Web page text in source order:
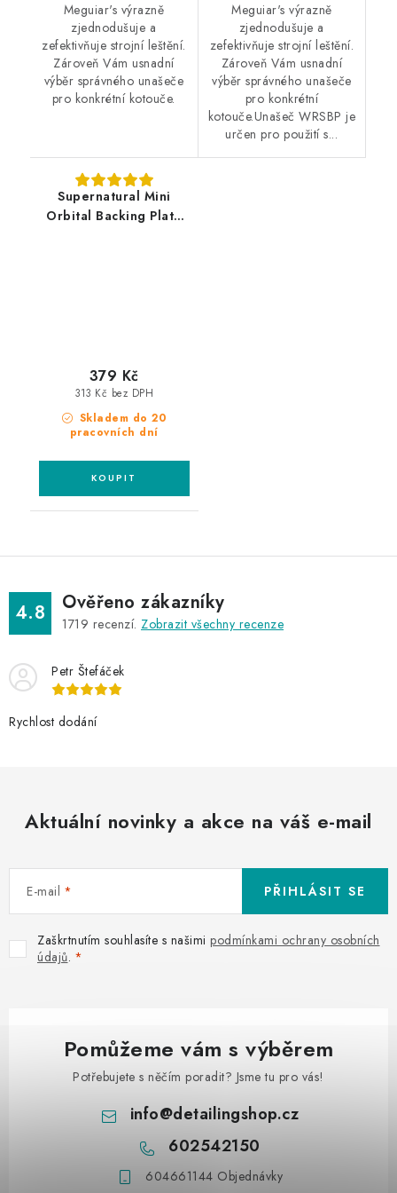
Meguiar's výrazně
zjednodušuje a
zefektivňuje strojní leštění.
Zároveň Vám usnadní
výběr správného unašeče
pro konkrétní kotouče.
Meguiar's výrazně
zjednodušuje a
zefektivňuje strojní leštění.
Zároveň Vám usnadní
výběr správného unašeče
pro konkrétní
kotouče.Unašeč WRSBP je
určen pro použití s...
Supernatural Mini
Orbital Backing Plate
Skladem do 20
pracovních dní
313 Kč bez DPH
379 Kč
4.8 Ověřeno zákazníky
1719 recenzí. Zobrazit všechny recenze
Petr Štefáček
Rychlost dodání
Aktuální novinky a akce na váš e-mail
E-mail
Zaškrtnutím souhlasíte s našimi podmínkami ochrany osobních
údajů.
PŘIHLÁSIT SE
Pomůžeme vám s výběrem
Potřebujete s něčím poradit? Jsme tu pro vás!
info@detailingshop.cz
602542150
604661144 Objednávky